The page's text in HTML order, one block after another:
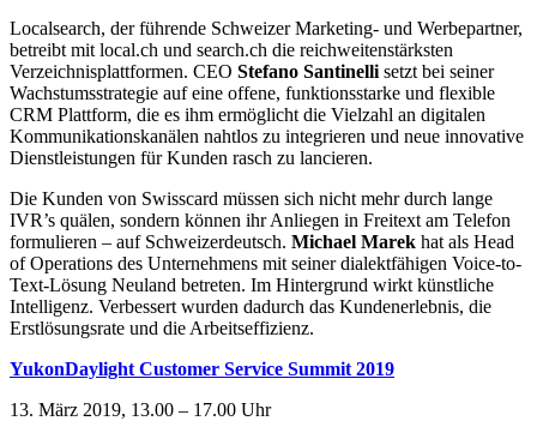
Localsearch, der führende Schweizer Marketing- und Werbepartner,
betreibt mit local.ch und search.ch die reichweitenstärksten
Verzeichnisplattformen. CEO Stefano Santinelli setzt bei seiner
Wachstumsstrategie auf eine offene, funktionsstarke und flexible
CRM Plattform, die es ihm ermöglicht die Vielzahl an digitalen
Kommunikationskanälen nahtlos zu integrieren und neue innovative
Dienstleistungen für Kunden rasch zu lancieren.
Die Kunden von Swisscard müssen sich nicht mehr durch lange
IVR’s quälen, sondern können ihr Anliegen in Freitext am Telefon
formulieren – auf Schweizerdeutsch. Michael Marek hat als Head
of Operations des Unternehmens mit seiner dialektfähigen Voice-to-
Text-Lösung Neuland betreten. Im Hintergrund wirkt künstliche
Intelligenz. Verbessert wurden dadurch das Kundenerlebnis, die
Erstlösungsrate und die Arbeitseffizienz.
YukonDaylight Customer Service Summit 2019
13. März 2019, 13.00 – 17.00 Uhr